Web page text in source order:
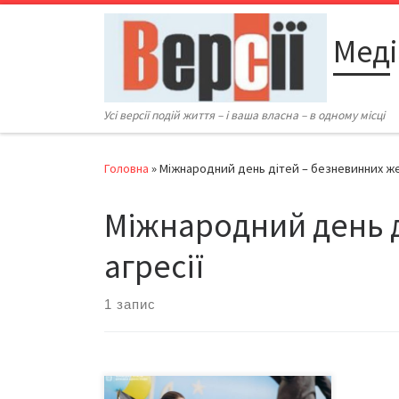
Перейти до вмісту
Усі версії подій життя – і ваша власна – в одному місці
Головна »Міжнародний день дітей – безневинних
Міжнародний день
агресії
1 запис